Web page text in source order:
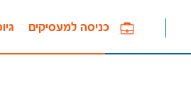
כניסה למעסיקים